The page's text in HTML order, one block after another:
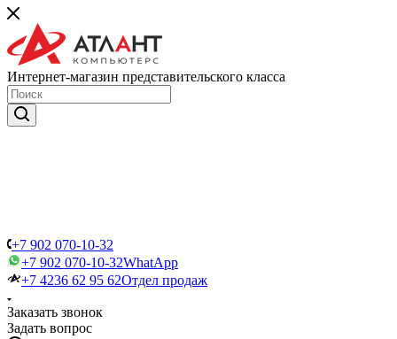
Интернет-магазин представительского класса
+7 902 070-10-32
+7 902 070-10-32WhatApp
+7 4236 62 95 62Отдел продаж
Заказать звонок
Задать вопрос